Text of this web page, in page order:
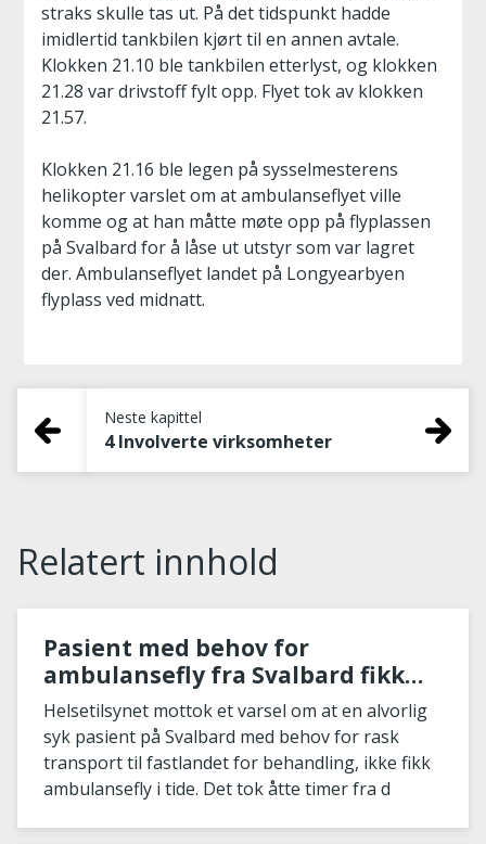
straks skulle tas ut. På det tidspunkt hadde
imidlertid tankbilen kjørt til en annen avtale.
Klokken 21.10 ble tankbilen etterlyst, og klokken
21.28 var drivstoff fylt opp. Flyet tok av klokken
21.57.
Klokken 21.16 ble legen på sysselmesterens
helikopter varslet om at ambulanseflyet ville
komme og at han måtte møte opp på flyplassen
på Svalbard for å låse ut utstyr som var lagret
der. Ambulanseflyet landet på Longyearbyen
flyplass ved midnatt.
Neste kapittel
4 Involverte virksomheter
Relatert innhold
Pasient med behov for
ambulansefly fra Svalbard fikk
ikke transport i tide
Helsetilsynet mottok et varsel om at en alvorlig
syk pasient på Svalbard med behov for rask
transport til fastlandet for behandling, ikke fikk
ambulansefly i tide. Det tok åtte timer fra d